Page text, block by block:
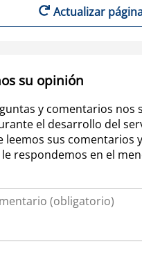
Actualizar
su opinión
y comentarios nos
el desarrollo del
leemos sus comentarios
respondemos en el